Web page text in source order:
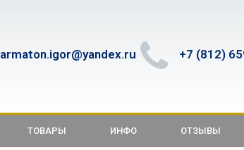
armaton.igor@yandex.ru +7 (812)
ТОВАРЫ ИНФО ОТЗЫВЫ